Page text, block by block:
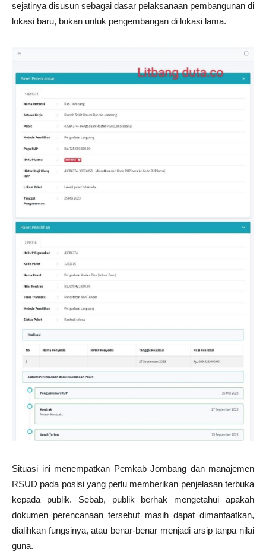
sejatinya disusun sebagai dasar pelaksanaan pembangunan di
lokasi baru, bukan untuk pengembangan di lokasi lama.
Situasi ini menempatkan Pemkab Jombang dan manajemen
RSUD pada posisi yang perlu memberikan penjelasan terbuka
kepada publik. Sebab, publik berhak mengetahui apakah
dokumen perencanaan tersebut masih dapat dimanfaatkan,
dialihkan fungsinya, atau benar-benar menjadi arsip tanpa nilai
guna.